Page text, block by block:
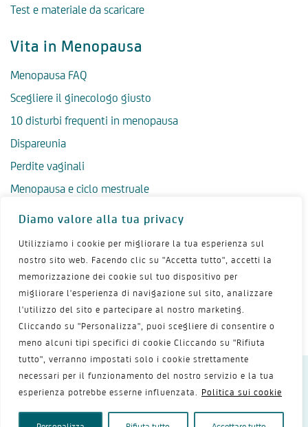
Diamo valore alla tua privacy
Utilizziamo i cookie per migliorare la tua esperienza sul
nostro sito web. Facendo clic su "Accetta tutto", accetti la
memorizzazione dei cookie sul tuo dispositivo per
migliorare l'esperienza di navigazione sul sito, analizzare
l'utilizzo del sito e partecipare al nostro marketing.
Cliccando su "Personalizza", puoi scegliere di consentire o
meno alcuni tipi specifici di cookie Cliccando su "Rifiuta
tutto", verranno impostati solo i cookie strettamente
necessari per il funzionamento del nostro servizio e la tua
esperienza potrebbe esserne influenzata. Politica sui cookie
Test e materiale da scaricare
Vita in Menopausa
Menopausa FAQ
Scegliere il ginecologo giusto
10 disturbi frequenti in menopausa
Dispareunia
Perdite vaginali
Menopausa e ciclo mestruale
Menopausa precoce
Salute psicologica in menopausa
Igiene intima in menopausa
Menopausa e sport
Dichiarazione sulla privacy
Termini d’uso
Politica dei cookie
Mappa del sito Contattaci